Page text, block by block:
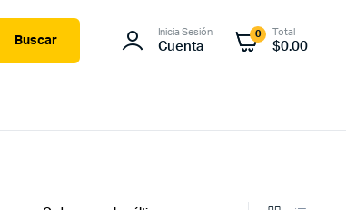
Buscar
Inicia Sesión
Cuenta
0 Total
$0.00